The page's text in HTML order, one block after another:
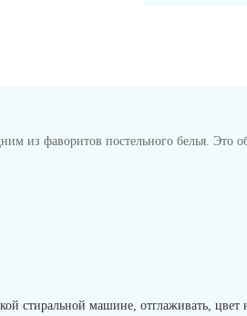
из фаворитов постельного белья. Это
стиральной машине, отглаживать,